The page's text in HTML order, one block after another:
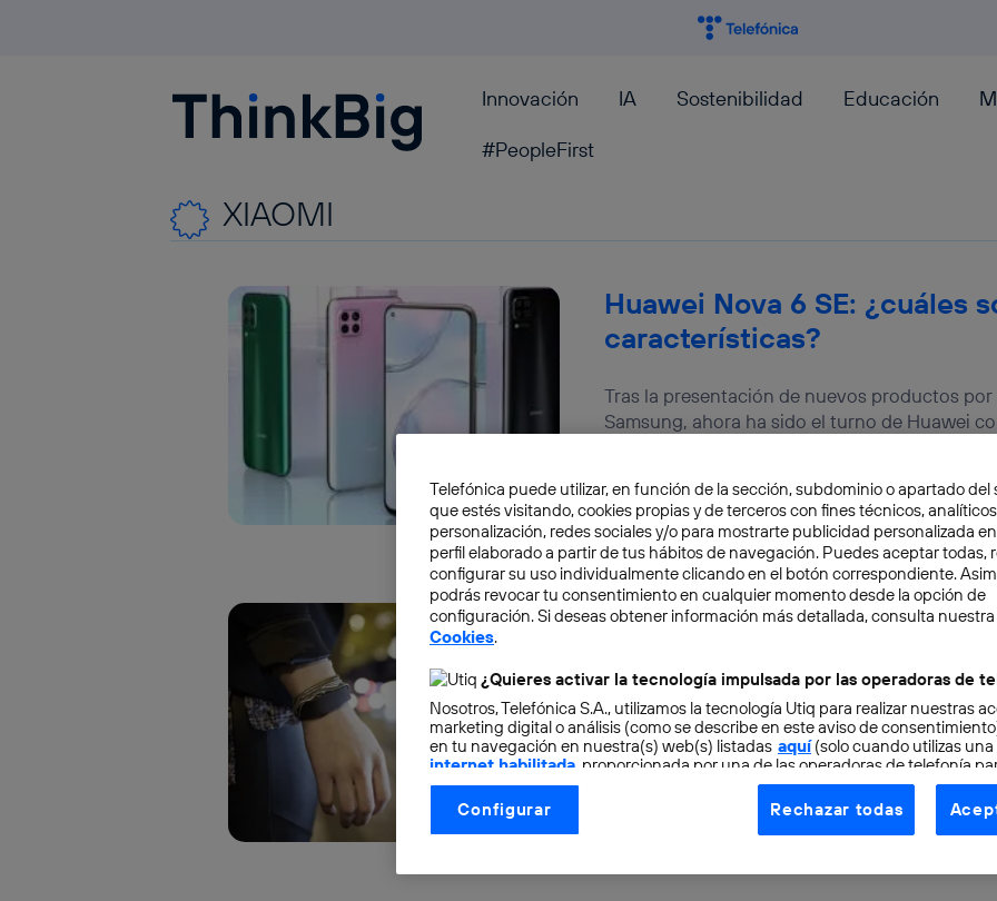
Blogthinkbig.com Innovación IA Sostenibilidad Educación
#PeopleFirst
XIAOMI
Huawei Nova 6 SE: ¿cuáles
características?
Tras la presentación de nuevos productos
Samsung, ahora ha sido el turno de Huawei
Samsung compite con
Actualmente, muchas de las novedades
mercado de los ‘wearables’, especialmente
inteligentes. De hecho,...
Telefónica puede utilizar, en función de la sección, subdominio o apartado del
que estés visitando, cookies propias y de terceros con fines técnicos,
personalización, redes sociales y/o para mostrarte publicidad personalizada
perfil elaborado a partir de tus hábitos de navegación. Puedes aceptar todas,
configurar su uso individualmente clicando en el botón correspondiente.
podrás revocar tu consentimiento en cualquier momento desde la opción de
configuración. Si deseas obtener información más detallada, consulta nuestra
Cookies.
¿Quieres activar la tecnología impulsada por las operadoras de
Nosotros, Telefónica S.A., utilizamos la tecnología Utiq para realizar nuestras
marketing digital o análisis (como se describe en este aviso de
en tu navegación en nuestra(s) web(s) listadas aquí(solo cuando utilizas una
internet habilitada , proporcionada por una de las operadoras de telefonía
otorgas tu consentimiento en cada página web).
La tecnología Utiq está diseñada con la privacidad como prioridad
control.
Configurar Rechazar todas